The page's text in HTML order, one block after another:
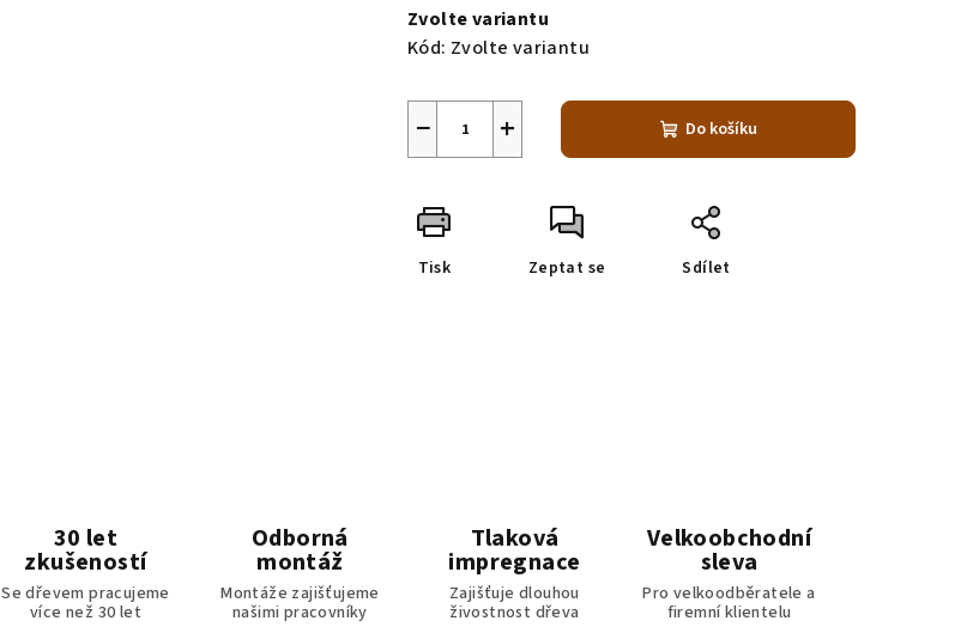
cena:
Zvolte variantu
Kód: Zvolte variantu
+
− Do košíku
Tisk Zeptat se Sdílet
30 let
zkušeností
Se dřevem pracujeme
více než 30 let
Odborná
montáž
Montáže zajišťujeme
našimi pracovníky
Tlaková
impregnace
Zajišťuje dlouhou
živostnost dřeva
Velkoobchodní
sleva
Pro velkoodběratele a
firemní klientelu